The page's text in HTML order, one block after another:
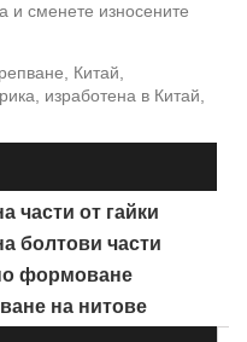
и сменете износените
Китай,
изработена в Китай,
части от гайки
болтови части
формоване
на нитове